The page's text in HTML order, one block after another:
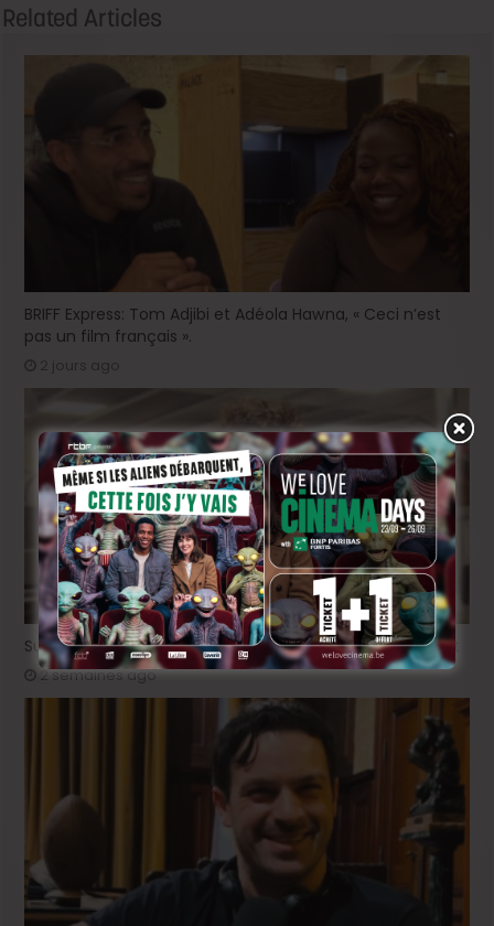
Related Articles
BRIFF Express: Tom Adjibi et Adéola Hawna, « Ceci n’est
pas un film français ».
2 jours ago
Sur le tournage de « Please », avec Victor Ruprich-Robert
2 semaines ago